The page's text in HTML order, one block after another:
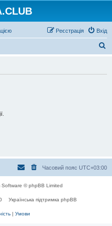
Вхід
Реєстрація
Часовий пояс UTC+03:00
Software © phpBB Limited
Українська підтримка phpBB
| Умови